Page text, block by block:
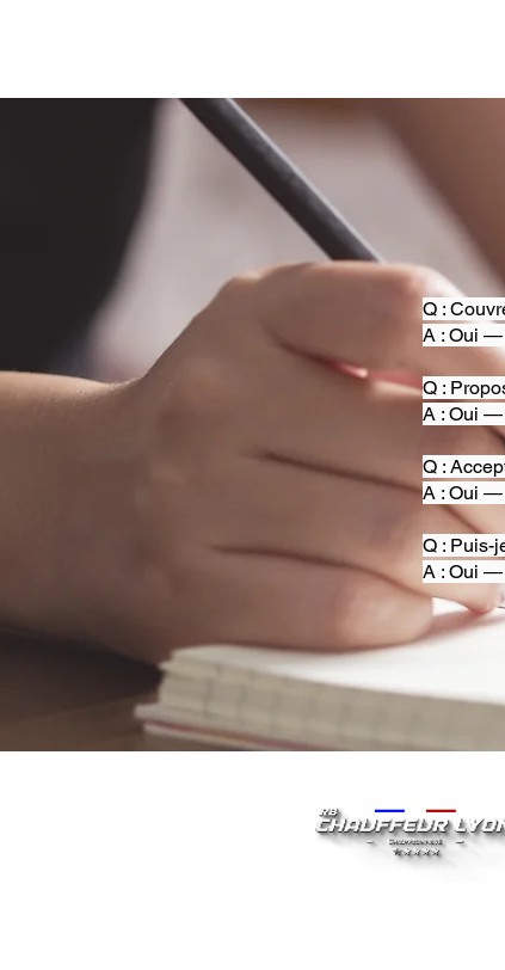
Q :
A : Oui —
Q :
A : Oui —
Q :
A : Oui —
Q : Puis-
A : Oui —